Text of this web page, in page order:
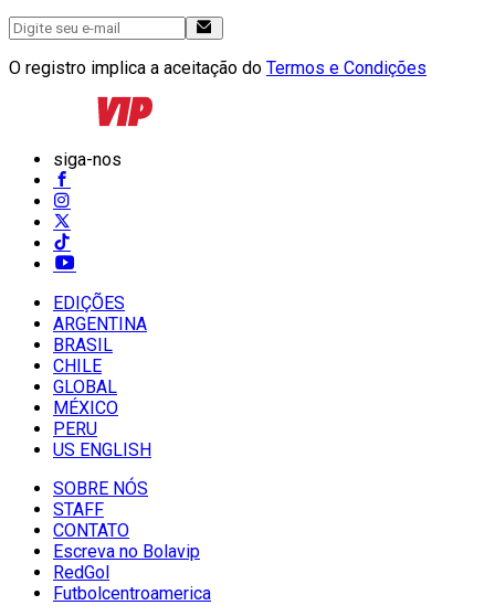
O registro implica a aceitação do Termos e Condições
siga-nos
EDIÇÕES
ARGENTINA
BRASIL
CHILE
GLOBAL
MÉXICO
PERU
US ENGLISH
SOBRE NÓS
STAFF
CONTATO
Escreva no Bolavip
RedGol
Futbolcentroamerica